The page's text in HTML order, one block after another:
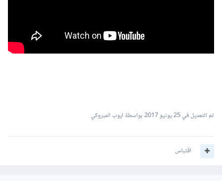
تم التعديل في25 يونيو 2017 بواسطة ايوب المبروكي
اقتباس